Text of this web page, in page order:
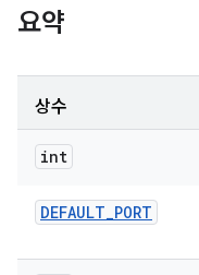
요약
상수
int
DEFAULT_PORT